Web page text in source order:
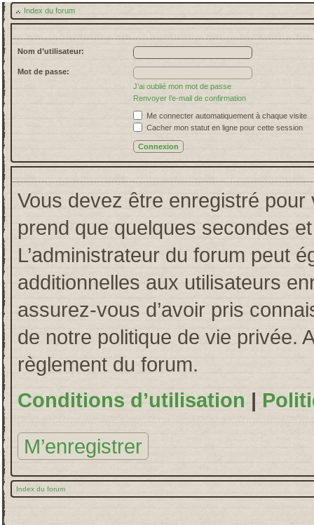
Index du forum
Nom d’utilisateur:
Mot de passe:
J’ai oublié mon mot de passe
Renvoyer l’e-mail de confirmation
Me connecter automatiquement à chaque visite
Cacher mon statut en ligne pour cette session
Vous devez être enregistré pour
prend que quelques secondes
L’administrateur du forum peut
additionnelles aux utilisateurs
assurez-vous d’avoir pris
de notre politique de vie privée.
règlement du forum.
Conditions d’utilisation |
M’enregistrer
Index du forum